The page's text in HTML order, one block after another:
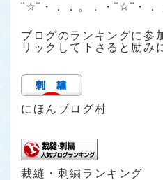
¨☆¨・．．。．・¨☆¨・．
ブログのランキングに参
リックして下さると励み
にほんブログ村
裁縫・刺繍ランキング